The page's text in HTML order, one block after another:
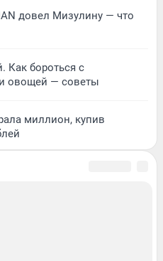
довел Мизулину — что
Как бороться с
овощей — советы
миллион, купив